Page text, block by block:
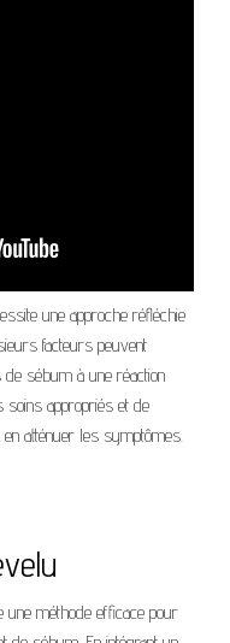
une approche réfléchie
facteurs peuvent
de sébum à une réaction
soins appropriés et de
atténuer les symptômes.
méthode efficace pour